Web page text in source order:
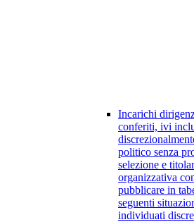
Incarichi
conferiti, ivi
politico senza
selezione e
organizzativa
pubblicare in
seguenti
individuati